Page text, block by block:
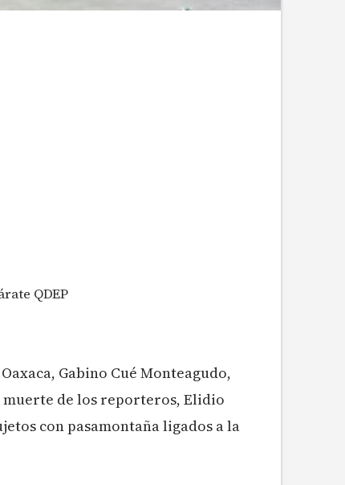
QDEP
Gabino Cué Monteagudo,
de los reporteros, Elidio
con pasamontaña ligados a la